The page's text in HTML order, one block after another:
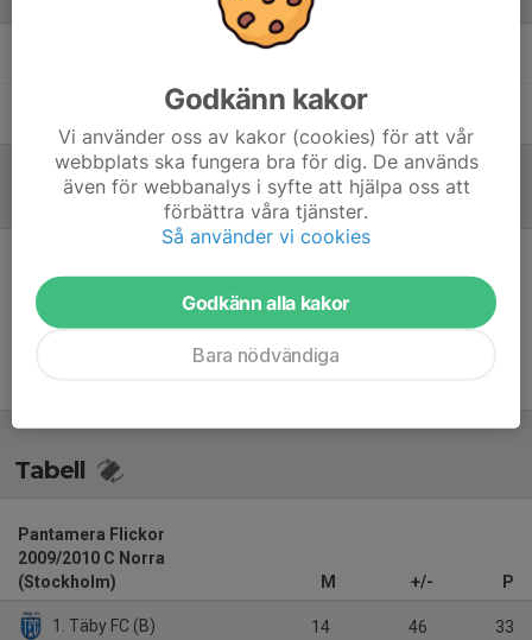
Lagledare
Joakim HelgarsAssisterande tränare
Referat
Inget referat skrivet
Tabell
Pantamera Flickor
2009/2010 C Norra
(Stockholm)
M +/- P
1. Täby FC (B) 14 46 33
Godkänn kakor
Vi använder oss av kakor (cookies) för att vår
webbplats ska fungera bra för dig. De används
även för webbanalys i syfte att hjälpa oss att
förbättra våra tjänster.
Så använder vi cookies
Godkänn alla kakor
Bara nödvändiga